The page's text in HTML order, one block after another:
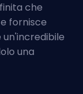
che
fornisce
un'incredibile
una